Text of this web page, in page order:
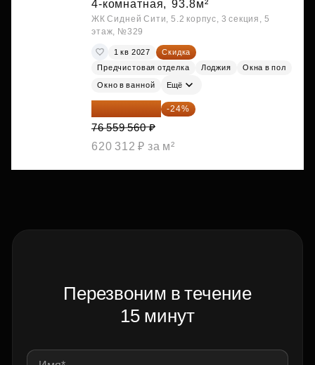
4-комнатная, 93.8м²
ЖК Сидней Сити, 5.2 корпус, 3 секция, 5
этаж, №329
1 кв 2027
Скидка
Предчистовая отделка
Лоджия Окна в пол
Окно в ванной Ещё
58 185 266 ₽ -24%
76 559 560 ₽
620 312 ₽ за м²
Перезвоним в течение
15 минут